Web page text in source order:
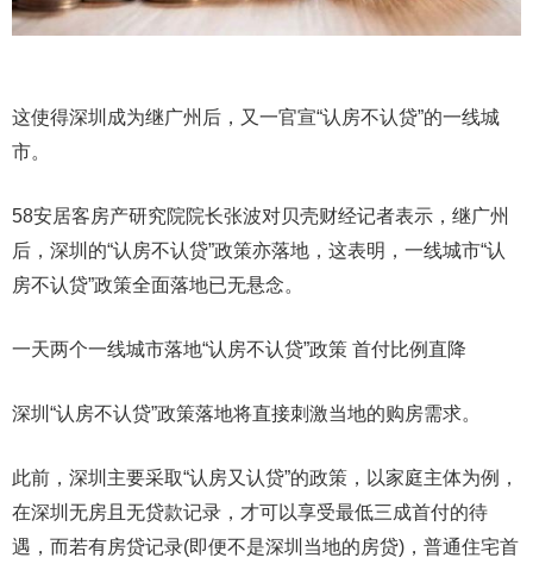
这使得深圳成为继广州后，又一官宣“认房不认贷”的一线城
市。
58安居客房产研究院院长张波对贝壳财经记者表示，继广州
后，深圳的“认房不认贷”政策亦落地，这表明，一线城市“认
房不认贷”政策全面落地已无悬念。
一天两个一线城市落地“认房不认贷”政策 首付比例直降
深圳“认房不认贷”政策落地将直接刺激当地的购房需求。
此前，深圳主要采取“认房又认贷”的政策，以家庭主体为例，
在深圳无房且无贷款记录，才可以享受最低三成首付的待
遇，而若有房贷记录(即便不是深圳当地的房贷)，普通住宅首